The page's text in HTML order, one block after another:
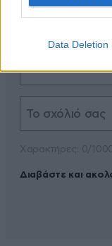
Data Deletion
Διαβάστε και